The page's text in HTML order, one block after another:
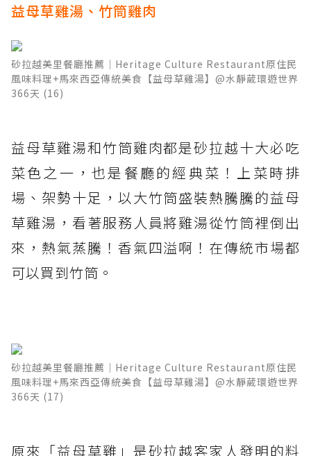
益母草雞湯、竹筒雞肉
砂拉越美里餐廳推薦│Heritage Culture Restaurant原住民
風味料理+馬來西亞傳統美食【益母草雞湯】@水靜葳環遊世界
366天 (16)
益母草雞湯和竹筒雞肉都是砂拉越十大必吃
菜色之一，也是餐廳的經典菜！上菜時排
場、架勢十足，以大竹筒盛裝熱騰騰的益母
草雞湯，看著服務人員將雞湯從竹筒裡倒出
來，熱氣蒸騰！香氣四溢啊！在傳統市場都
可以買到竹筒。
砂拉越美里餐廳推薦│Heritage Culture Restaurant原住民
風味料理+馬來西亞傳統美食【益母草雞湯】@水靜葳環遊世界
366天 (17)
原來「益母草雞」是砂拉越客家人發明的料